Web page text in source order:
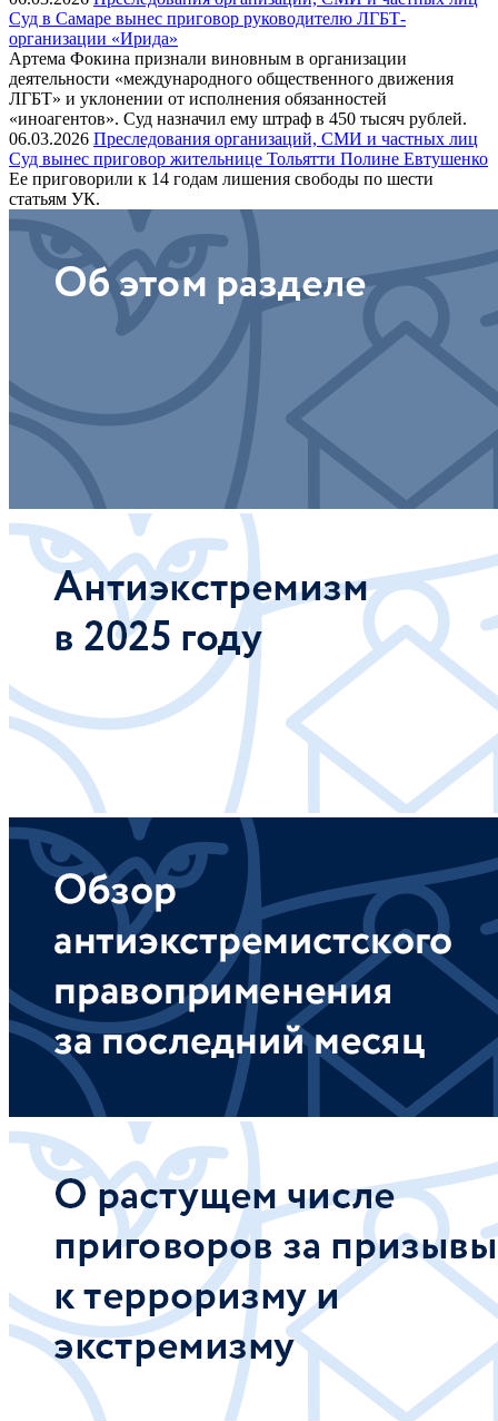
Суд в Самаре вынес приговор руководителю ЛГБТ-
организации «Ирида»
Артема Фокина признали виновным в организации
деятельности «международного общественного движения
ЛГБТ» и уклонении от исполнения обязанностей
«иноагентов». Суд назначил ему штраф в 450 тысяч рублей.
06.03.2026 Преследования организаций, СМИ и частных лиц
Суд вынес приговор жительнице Тольятти Полине Евтушенко
Ее приговорили к 14 годам лишения свободы по шести
статьям УК.